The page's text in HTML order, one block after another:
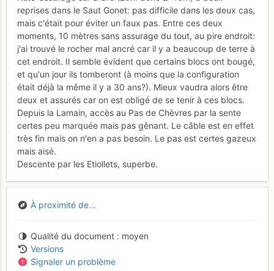
reprises dans le Saut Gonet: pas difficile dans les deux cas,
mais c'était pour éviter un faux pas. Entre ces deux
moments, 10 mètres sans assurage du tout, au pire endroit:
j'ai trouvé le rocher mal ancré car il y a beaucoup de terre à
cet endroit. Il semble évident que certains blocs ont bougé,
et qu'un jour ils tomberont (à moins que la configuration
était déjà la même il y a 30 ans?). Mieux vaudra alors être
deux et assurés car on est obligé de se tenir à ces blocs.
Depuis la Lamain, accès au Pas de Chèvres par la sente
certes peu marquée mais pas gênant. Le câble est en effet
très fin mais on n'en a pas besoin. Le pas est certes gazeux
mais aisé.
Descente par les Etiollets, superbe.
À proximité de...
Qualité du document
moyen
Versions
Signaler un problème